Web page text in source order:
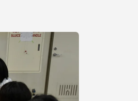
シーポリシー